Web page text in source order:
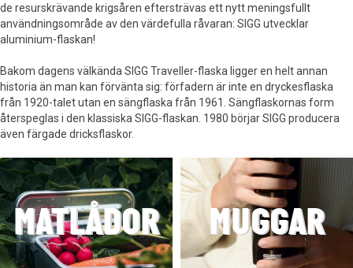
de resurskrävande krigsåren eftersträvas ett nytt meningsfullt
användningsområde av den värdefulla råvaran: SIGG utvecklar
aluminium-flaskan!
Bakom dagens välkända SIGG Traveller-flaska ligger en helt annan
historia än man kan förvänta sig: förfadern är inte en dryckesflaska
från 1920-talet utan en sängflaska från 1961. Sängflaskornas form
återspeglas i den klassiska SIGG-flaskan. 1980 börjar SIGG producera
även färgade dricksflaskor.
MATLÅDOR MUGGAR